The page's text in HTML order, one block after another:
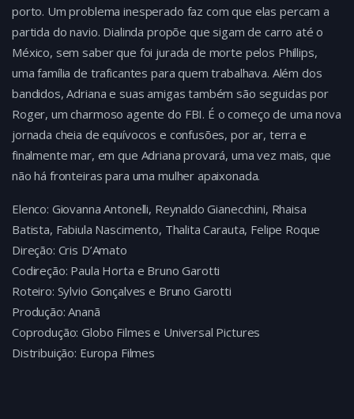
porto. Um problema inesperado faz com que elas percam a
partida do navio. Dialinda propõe que sigam de carro até o
México, sem saber que foi jurada de morte pelos Phillips,
uma família de traficantes para quem trabalhava. Além dos
bandidos, Adriana e suas amigas também são seguidas por
Roger, um charmoso agente do FBI. É o começo de uma nova
jornada cheia de equívocos e confusões, por ar, terra e
finalmente mar, em que Adriana provará, uma vez mais, que
não há fronteiras para uma mulher apaixonada.
Elenco: Giovanna Antonelli, Reynaldo Gianecchini, Rhaisa
Batista, Fabiula Nascimento, Thalita Carauta, Felipe Roque
Direção: Cris D’Amato
Codireção: Paula Horta e Bruno Garotti
Roteiro: Sylvio Gonçalves e Bruno Garotti
Produção: Ananã
Coprodução: Globo Filmes e Universal Pictures
Distribuição: Europa Filmes